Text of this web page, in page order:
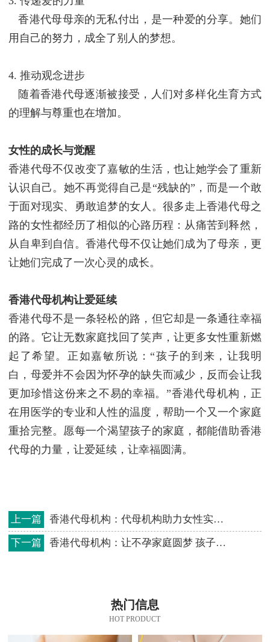
香港代母母亲的无私付出，是一种爱的分享。她们
用自己的努力，成全了别人的梦想。
4. 推动观念进步
随着香港代母逐渐被接受，人们对多样化生育方式
的理解与尊重也在增加。
女性的成长与觉醒
香港代母不仅改变了嘉敏的生活，也让她学会了重新
认识自己。她不再觉得自己是“残缺的”，而是一个敢
于面对现实、勇敢追梦的女人。 很多走上香港代母之
路的女性都经历了相似的心路历程：从痛苦到释然，
从自卑到自信。香港代母不仅让她们成为了母亲，更
让她们完成了一次心灵的成长。
香港代母机构让爱延续
香港代母不是一条轻松的路，但它却是一条通往幸福
的路。它让无数家庭找回了笑声，让更多女性重新燃
起了希望。 正如嘉敏所说：“孩子的到来，让我明
白，母爱并不会因为怀孕的缺失而减少，反而会让我
更加珍惜这份来之不易的幸福。”香港代母机构，正
在用医学的专业和人性的温度，帮助一个又一个家庭
重拾完整。愿每一个渴望孩子的家庭，都能借助香港
代母的力量，让爱延续，让幸福圆满。
上一篇 香港代母机构：代母机构助力女性实现愿望延续爱的传承
下一篇 香港代母机构：让不孕家庭圆梦 孩子带来新的希望
热门信息
HOT PRODUCT